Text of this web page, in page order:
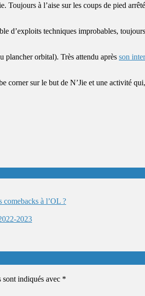
à l’aise sur les coups de pied
d’exploits techniques improbables,
plancher orbital). Très attendu après son
sur le but de N’Jie et une activité
comebacks à l’OL ?
2023
sont indiqués avec *